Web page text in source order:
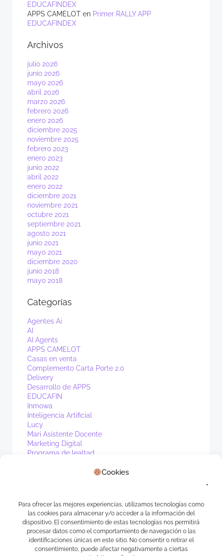
Cookies
Para ofrecer las mejores experiencias, utilizamos tecnologías como
las cookies para almacenar y/o acceder a la información del
dispositivo. El consentimiento de estas tecnologías nos permitirá
procesar datos como el comportamiento de navegación o las
identificaciones únicas en este sitio. No consentir o retirar el
consentimiento, puede afectar negativamente a ciertas
EDUCAFINDEX
APPS CAMELOT en Primer RALLY APP
EDUCAFINDEX
Archivos
julio 2026
junio 2026
mayo 2026
abril 2026
marzo 2026
febrero 2026
enero 2026
diciembre 2025
noviembre 2025
febrero 2023
enero 2023
junio 2022
abril 2022
enero 2022
diciembre 2021
noviembre 2021
octubre 2021
septiembre 2021
agosto 2021
junio 2021
mayo 2021
diciembre 2020
junio 2018
mayo 2018
Categorías
Agentes Ai
AI
AI Agents
APPS CAMELOT
Casas en venta
Complemento Carta Porte 2.0
Delivery
Desarrollo de APPS
EDUCAFIN
Inmowa
Inteligencia Artificial
Lucy
Mari Asistente Docente
Marketing Digital
Programa de lealtad
WhatsApp
Meta
Acceder
Feed de entradas